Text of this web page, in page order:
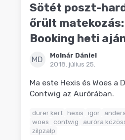
Sötét poszt-
őrült matekozás:
Booking heti
MD
Molnár Dániel
2018. július 25.
Ma este Hexis és Woes a
Contwig az Aurórában.
dürer kert hexis igor
woes
contwig
auróra
zilpzalp